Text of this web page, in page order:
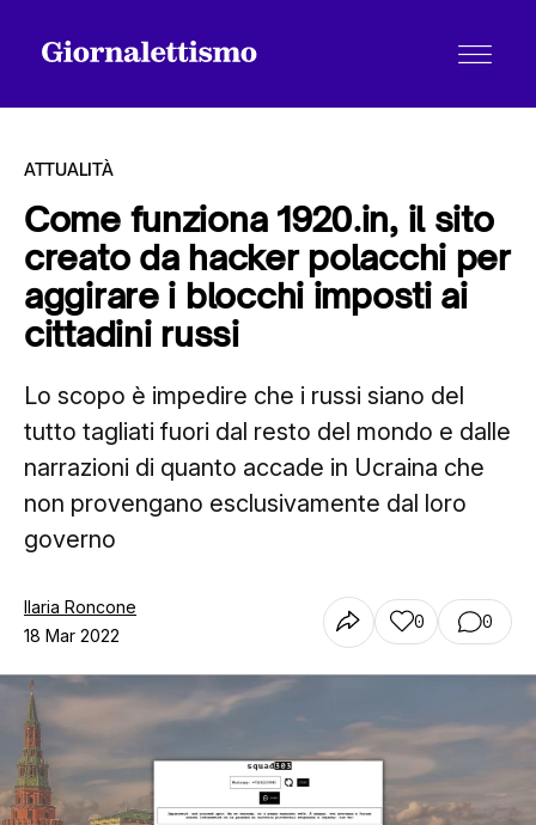
Tutti gli articoli
Contatti
ATTUALITÀ
Come funziona 1920.in, il sito
creato da hacker polacchi per
aggirare i blocchi imposti ai
cittadini russi
Lo scopo è impedire che i russi siano del
tutto tagliati fuori dal resto del mondo e dalle
narrazioni di quanto accade in Ucraina che
non provengano esclusivamente dal loro
governo
Ilaria Roncone
18 Mar 2022
0 0